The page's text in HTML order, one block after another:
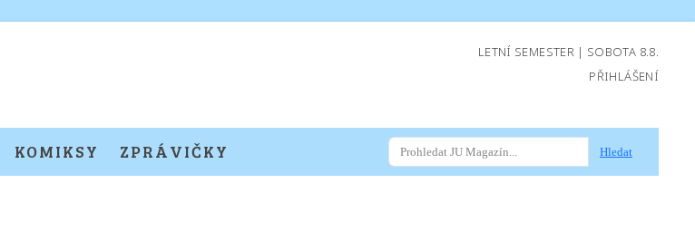
LETNÍ SEMESTER | SOBOTA 8.8.
PŘIHLÁŠENÍ
KOMIKSY ZPRÁVIČKY Hledat